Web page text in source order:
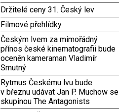
Držitelé ceny 31. Český lev
Filmové přehlídky
Českým lvem za mimořádný
přínos české kinematografii bude
oceněn kameraman Vladimír
Smutný
Rytmus Českému lvu bude
v březnu udávat Jan P. Muchow se
skupinou The Antagonists